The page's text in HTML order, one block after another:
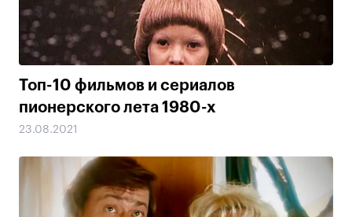
Топ-10 фильмов и сериалов
пионерского лета 1980-х
23.08.2021